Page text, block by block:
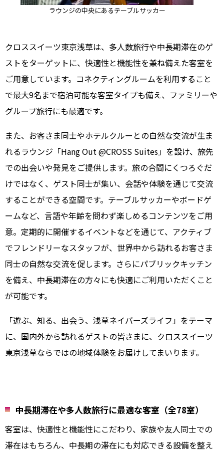
ラウンジの中央にあるテーブルサッカー
クロススイーツ東京浅草は、多人数旅行や中長期滞在のゲ
ストをターゲットに、快適性と機能性を兼ね備えた客室を
ご用意しています。コネクティングルームを利用すること
で最大9名まで宿泊可能な客室タイプも備え、ファミリーや
グループ旅行にも最適です。
また、お客さま同士やホテルクルーとの自然な交流が生ま
れるラウンジ「Hang Out @CROSS Suites」を設け、旅先
での出会いや発見をご提供します。旅の合間にくつろぐだ
けではなく、ゲスト同士が集い、会話や体験を通じて交流
することができる空間です。テーブルサッカーやボードゲ
ームなど、言語や年齢を問わず楽しめるコンテンツをご用
意。定期的に開催するイベントなどを通じて、アクティブ
でフレンドリーなスタッフが、世界中から訪れるお客さま
同士の自然な交流を促します。さらにパブリックキッチン
を備え、中長期滞在の方々にも快適にご利用いただくこと
が可能です。
「遊ぶ、知る、出会う、浅草ネイバーズライフ」をテーマ
に、国内外から訪れるゲストの皆さまに、クロススイーツ
東京浅草ならではの地域体験をお届けしてまいります。
中長期滞在や多人数旅行に最適な客室（全78室）
客室は、快適性と機能性にこだわり、家族や友人同士での
滞在はもちろん、中長期の滞在にも対応できる設備を整え